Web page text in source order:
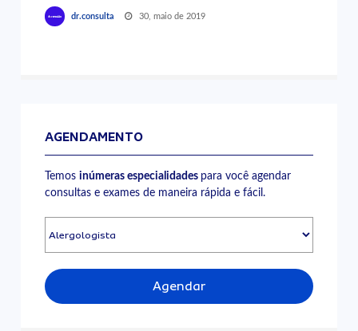
dr.consulta 30, maio de 2019
AGENDAMENTO
Temosinúmeras especialidades para você agendar
consultas e exames de maneira rápida e fácil.
Agendar